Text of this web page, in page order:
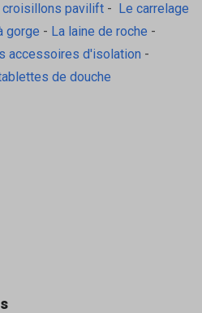
croisillons pavilift-
Le carrelage
gorge - La laine de roche -
accessoires d'isolation -
de douche